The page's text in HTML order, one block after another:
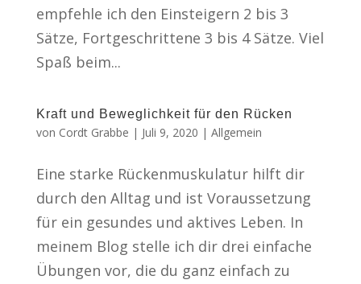
empfehle ich den Einsteigern 2 bis 3
Sätze, Fortgeschrittene 3 bis 4 Sätze. Viel
Spaß beim...
Kraft und Beweglichkeit für den Rücken
von Cordt Grabbe | Juli 9, 2020 | Allgemein
Eine starke Rückenmuskulatur hilft dir
durch den Alltag und ist Voraussetzung
für ein gesundes und aktives Leben. In
meinem Blog stelle ich dir drei einfache
Übungen vor, die du ganz einfach zu